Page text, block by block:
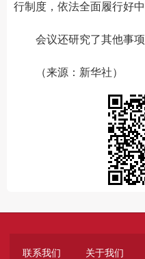
行制度，依法全面履行好中
会议还研究了其他事项
（来源：新华社）
联系我们 关于我们